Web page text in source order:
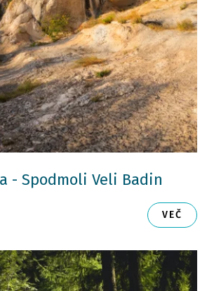
- Spodmoli Veli Badin
VEČ